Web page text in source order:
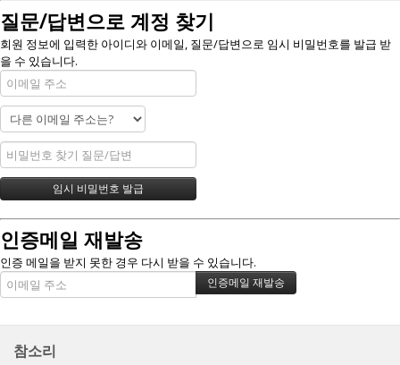
질문/답변으로 계정 찾기
회원 정보에 입력한 아이디와 이메일, 질문/답변으로 임시 비밀번호를 발급 받
을 수 있습니다.
인증메일 재발송
인증 메일을 받지 못한 경우 다시 받을 수 있습니다.
참소리